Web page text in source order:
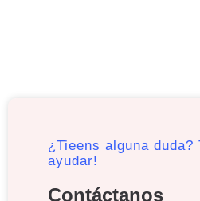
¿Tieens alguna duda?
ayudar!
Contáctanos